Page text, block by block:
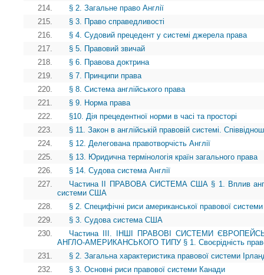
214.
§ 2. Загальне право Англії
215.
§ 3. Право справедливості
216.
§ 4. Судовий прецедент у системі джерела права
217.
§ 5. Правовий звичай
218.
§ 6. Правова доктрина
219.
§ 7. Принципи права
220.
§ 8. Система англійського права
221.
§ 9. Норма права
222.
§10. Дія прецедентної норми в часі та просторі
223.
§ 11. Закон в англійській правовій системі.
224.
§ 12. Делегована правотворчість Англії
225.
§ 13. Юридична термінологія країн загального права
226.
§ 14. Судова система Англії
227.
Частина II ПРАВОВА СИСТЕМА США § 1. Вплив
системи США
228.
§ 2. Специфічні риси американської правової системи
229.
§ 3. Судова система США
230.
Частина ІІІ. ІНШІ ПРАВОВІ СИСТЕМИ
АНГЛО-АМЕРИКАНСЬКОГО ТИПУ § 1. Своєрідність
231.
§ 2. Загальна характеристика правової системи
232.
§ 3. Основні риси правової системи Канади